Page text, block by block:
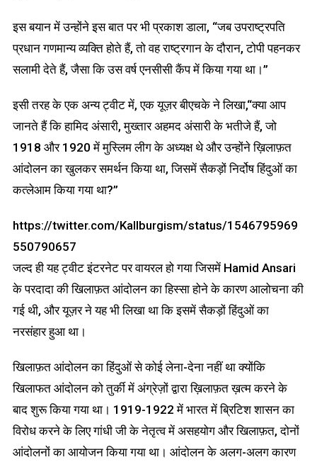
इस बयान में उन्होंने इस बात पर भी प्रकाश डाला, “जब उपराष्ट्रपति
प्रधान गणमान्य व्यक्ति होते हैं, तो वह राष्ट्रगान के दौरान, टोपी पहनकर
सलामी देते हैं, जैसा कि उस वर्ष एनसीसी कैंप में किया गया था।”
इसी तरह के एक अन्य ट्वीट में, एक यूज़र बीएचके ने लिखा,“क्या आप
जानते हैं कि हामिद अंसारी, मुख्तार अहमद अंसारी के भतीजे हैं, जो
1918 और 1920 में मुस्लिम लीग के अध्यक्ष थे और उन्होंने ख़िलाफ़त
आंदोलन का खुलकर समर्थन किया था, जिसमें सैकड़ों निर्दोष हिंदुओं का
कत्लेआम किया गया था?”
https://twitter.com/KaIIburgism/status/1546795969
550790657
जल्द ही यह ट्वीट इंटरनेट पर वायरल हो गया जिसमें Hamid Ansari
के परदादा की खिलाफ़त आंदोलन का हिस्सा होने के कारण आलोचना की
गई थी, और यूज़र ने यह भी लिखा था कि इसमें सैकड़ों हिंदुओं का
नरसंहार हुआ था।
खिलाफ़त आंदोलन का हिंदुओं से कोई लेना-देना नहीं था क्योंकि
खिलाफत आंदोलन को तुर्की में अंग्रेज़ों द्वारा ख़िलाफ़त ख़त्म करने के
बाद शुरू किया गया था। 1919-1922 में भारत में ब्रिटिश शासन का
विरोध करने के लिए गांधी जी के नेतृत्व में असहयोग और खिलाफ़त, दोनों
आंदोलनों का आयोजन किया गया था। आंदोलन के अलग-अलग कारण